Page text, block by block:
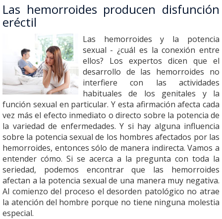
Las hemorroides producen disfunción
eréctil
Las hemorroides y la potencia
sexual - ¿cuál es la conexión entre
ellos? Los expertos dicen que el
desarrollo de las hemorroides no
interfiere con las actividades
habituales de los genitales y la
función sexual en particular. Y esta afirmación afecta cada
vez más el efecto inmediato o directo sobre la potencia de
la variedad de enfermedades. Y si hay alguna influencia
sobre la potencia sexual de los hombres afectados por las
hemorroides, entonces sólo de manera indirecta. Vamos a
entender cómo. Si se acerca a la pregunta con toda la
seriedad, podemos encontrar que las hemorroides
afectan a la potencia sexual de una manera muy negativa.
Al comienzo del proceso el desorden patológico no atrae
la atención del hombre porque no tiene ninguna molestia
especial.